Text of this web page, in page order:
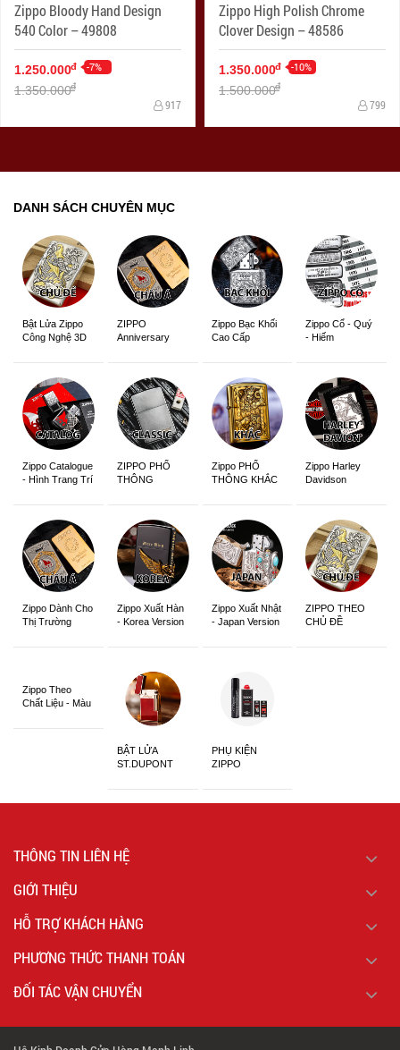
Zippo Bloody Hand Design
540 Color – 49808
1.250.000đ -7%
1.350.000đ
917
Zippo High Polish Chrome
Clover Design – 48586
1.350.000đ -10%
1.500.000đ
799
DANH SÁCH CHUYÊN MỤC
Bật Lửa Zippo
Công Nghệ 3D
ZIPPO
Anniversary
Zippo Bạc Khối
Cao Cấp
Zippo Cổ - Quý
- Hiếm
Zippo Catalogue
- Hình Trang Trí
ZIPPO PHỔ
THÔNG
Zippo PHỔ
THÔNG KHẮC
Zippo Harley
Davidson
Zippo Dành Cho
Thị Trường
Zippo Xuất Hàn
- Korea Version
Zippo Xuất Nhật
- Japan Version
ZIPPO THEO
CHỦ ĐỀ
Zippo Theo
Chất Liệu - Màu
BẬT LỬA
ST.DUPONT
PHỤ KIỆN
ZIPPO
THÔNG TIN LIÊN HỆ
GIỚI THIỆU
HỖ TRỢ KHÁCH HÀNG
PHƯƠNG THỨC THANH TOÁN
ĐỐI TÁC VẬN CHUYỂN